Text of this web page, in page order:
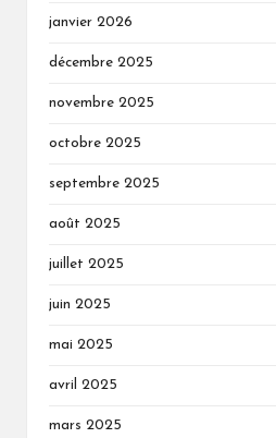
janvier 2026
décembre 2025
novembre 2025
octobre 2025
septembre 2025
août 2025
juillet 2025
juin 2025
mai 2025
avril 2025
mars 2025